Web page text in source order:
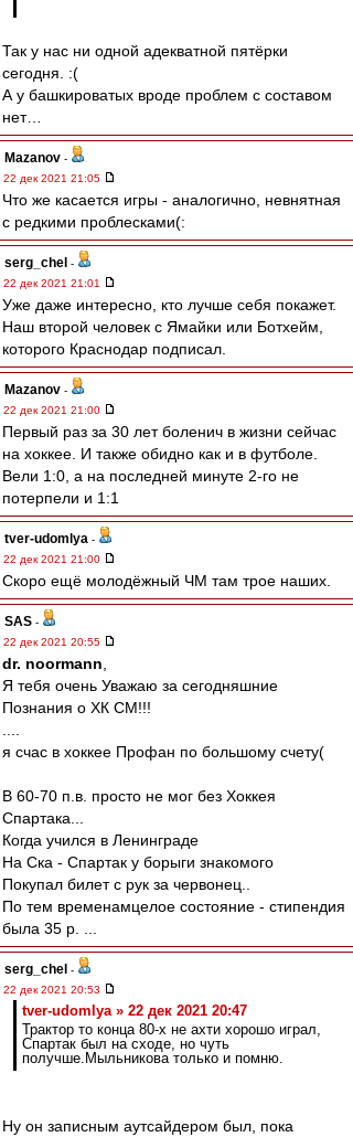
Так у нас ни одной адекватной пятёрки
сегодня. :(
А у башкироватых вроде проблем с составом
нет…
Mazanov -
22 дек 2021 21:05
Что же касается игры - аналогично, невнятная
с редкими проблесками(:
serg_chel -
22 дек 2021 21:01
Уже даже интересно, кто лучше себя покажет.
Наш второй человек с Ямайки или Ботхейм,
которого Краснодар подписал.
Mazanov -
22 дек 2021 21:00
Первый раз за 30 лет боленич в жизни сейчас
на хоккее. И также обидно как и в футболе.
Вели 1:0, а на последней минуте 2-го не
потерпели и 1:1
tver-udomlya -
22 дек 2021 21:00
Скоро ещё молодёжный ЧМ там трое наших.
SAS -
22 дек 2021 20:55
dr. noormann
Я тебя очень Уважаю за сегодняшние
Познания о ХК СМ!!!
я счас в хоккее Профан по большому счету(
В 60-70 п.в. просто не мог без Хоккея
Спартака...
Когда учился в Ленинграде
На Ска - Спартак у борыги знакомого
Покупал билет с рук за червонец..
По тем временамцелое состояние - стипендия
была 35 р. ...
serg_chel -
22 дек 2021 20:53
tver-udomlya » 22 дек 2021 20:47
Трактор то конца 80-х не ахти хорошо играл,
Спартак был на сходе, но чуть
получше.Мыльникова только и помню.
Ну он записным аутсайдером был, пока